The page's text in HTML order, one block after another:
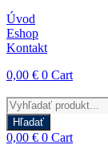
Úvod
Eshop
Kontakt
0,00 € 0 Cart
Products
search
Hľadať
0,00 € 0 Cart